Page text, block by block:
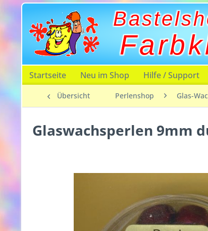
Startseite Neu im Shop Hilfe / Support
Übersicht Perlenshop Glas-
Glaswachsperlen 9mm